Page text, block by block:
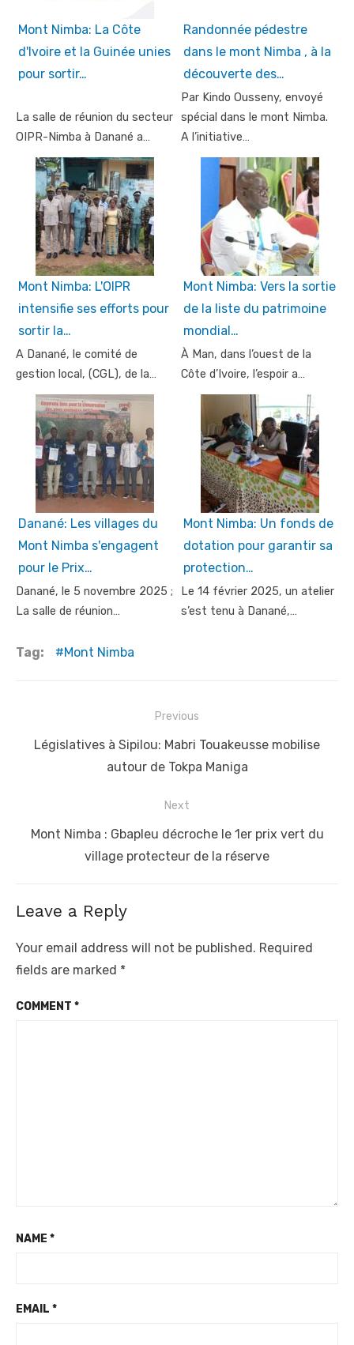
Mont Nimba: La Côte
d'Ivoire et la Guinée unies
pour sortir…
La salle de réunion du secteur
OIPR-Nimba à Danané a…
Randonnée pédestre
dans le mont Nimba , à la
découverte des…
Par Kindo Ousseny, envoyé
spécial dans le mont Nimba.
A l’initiative…
Mont Nimba: L'OIPR
intensifie ses efforts pour
sortir la…
A Danané, le comité de
gestion local, (CGL), de la…
Mont Nimba: Vers la sortie
de la liste du patrimoine
mondial…
À Man, dans l’ouest de la
Côte d’Ivoire, l’espoir a…
Danané: Les villages du
Mont Nimba s'engagent
pour le Prix…
Danané, le 5 novembre 2025 ;
La salle de réunion…
Mont Nimba: Un fonds de
dotation pour garantir sa
protection…
Le 14 février 2025, un atelier
s’est tenu à Danané,…
Tag: Mont Nimba
navigation
Previous
Previous
Législatives à Sipilou: Mabri Touakeusse mobilise
autour de Tokpa Maniga
Next
Next
Mont Nimba : Gbapleu décroche le 1er prix vert du
village protecteur de la réserve
Leave a Reply
Your email address will not be published. Required
fields are marked *
COMMENT *
NAME *
EMAIL *